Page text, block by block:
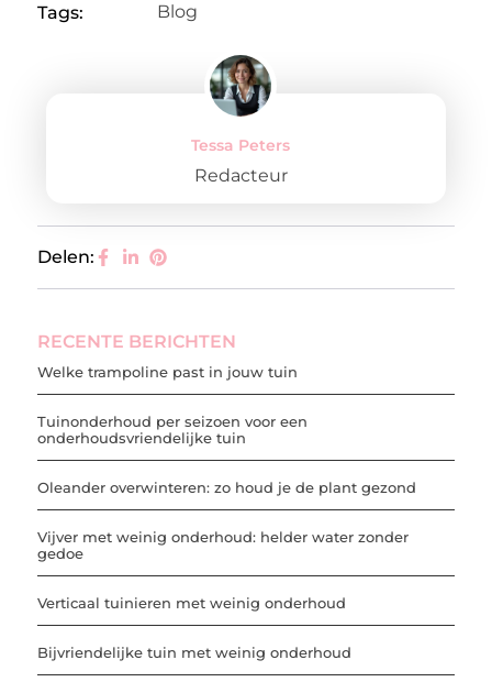
Tags: Blog
Tessa Peters
Redacteur
Delen:
RECENTE BERICHTEN
Welke trampoline past in jouw tuin
Tuinonderhoud per seizoen voor een
onderhoudsvriendelijke tuin
Oleander overwinteren: zo houd je de plant gezond
Vijver met weinig onderhoud: helder water zonder
gedoe
Verticaal tuinieren met weinig onderhoud
Bijvriendelijke tuin met weinig onderhoud